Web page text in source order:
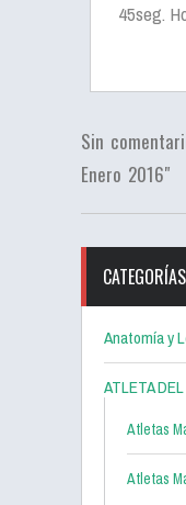
45seg.
Sin
Enero 2016"
CATEGORÍAS
Anatomía y
ATLETA
Atletas
Atletas